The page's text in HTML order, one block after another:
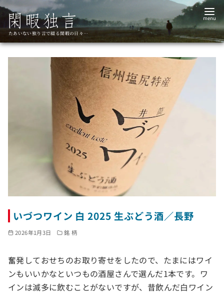
コ
テ
ン
たあいない独り言で綴る閑暇の日々…
いづつワイン 白 2025 生ぶどう酒／長野
2026年1月3日 銘 柄
奮発しておせちのお取り寄せをしたので、たまにはワイ
ンもいいかなといつもの酒屋さんで選んだ1本です。ワ
インは滅多に飲むことがないですが、昔飲んだ白ワイン